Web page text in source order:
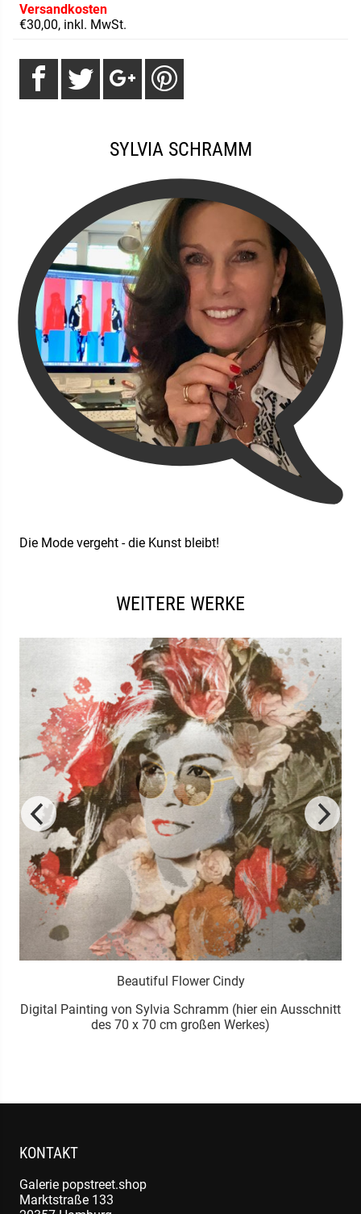
Versandkosten
€30,00, inkl. MwSt.
SYLVIA SCHRAMM
Die Mode vergeht - die Kunst bleibt!
WEITERE WERKE
Beautiful Flower Cindy
Digital Painting von Sylvia Schramm (hier ein Ausschnitt
des 70 x 70 cm großen Werkes)
KONTAKT
Galerie popstreet.shop
Marktstraße 133